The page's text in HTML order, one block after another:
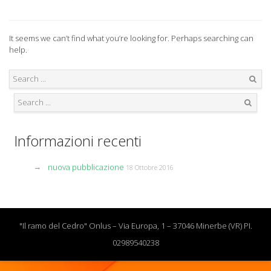
It seems we can’t find what you’re looking for. Perhaps searching can
help.
Informazioni recenti
nuova pubblicazione 18 Ottobre 2016
"Il ramo del Cedro" Onlus – Via Europa, 1 – 37046 Minerbe (VR) PI.
02989540238